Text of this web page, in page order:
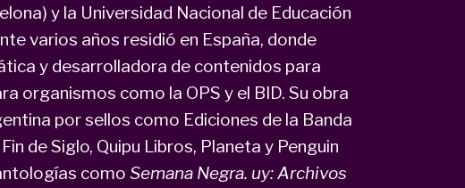
y la Universidad Nacional de Educación
varios años residió en España, donde
y desarrolladora de contenidos para
organismos como la OPS y el BID. Su obra
por sellos como Ediciones de la Banda
de Siglo, Quipu Libros, Planeta y Penguin
como Semana Negra. uy: Archivos